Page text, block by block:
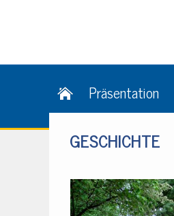
Präsentation
GESCHICHTE